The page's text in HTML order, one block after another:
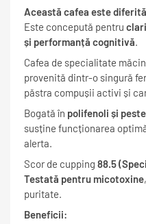
Această cafea este
Este concepută pentru
și performanță cognitivă.
Cafea de specialitate
provenită dintr-o singură
păstra compușii activi și
Bogată în polifenoli și
susține funcționarea
alerta.
Scor de cupping 88.5
Testată pentru micotoxine
puritate.
Beneficii: